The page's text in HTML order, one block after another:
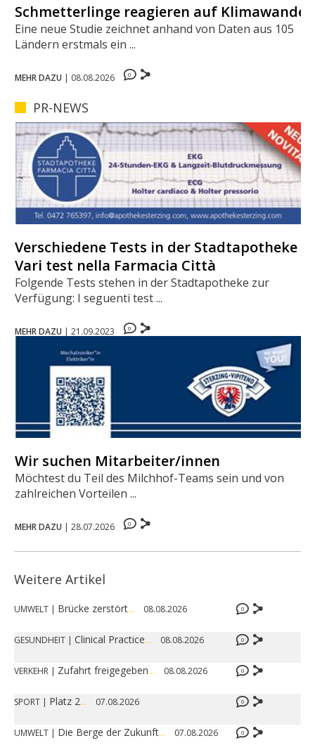
Schmetterlinge reagieren auf Klimawandel
Eine neue Studie zeichnet anhand von Daten aus 105
Ländern erstmals ein ...
MEHR DAZU | 08.08.2026 0
PR-NEWS
Verschiedene Tests in der Stadtapotheke -
Vari test nella Farmacia Città
Folgende Tests stehen in der Stadtapotheke zur
Verfügung: I seguenti test ...
MEHR DAZU | 21.09.2023 0
Wir suchen Mitarbeiter/innen
Möchtest du Teil des Milchhof-Teams sein und von
zahlreichen Vorteilen ...
MEHR DAZU | 28.07.2026 0
Weitere Artikel
UMWELT | Brücke zerstört... 08.08.2026 0
GESUNDHEIT | Clinical Practice... 08.08.2026 0
VERKEHR | Zufahrt freigegeben... 08.08.2026 0
SPORT | Platz 2... 07.08.2026 0
UMWELT | Die Berge der Zukunft... 07.08.2026 0